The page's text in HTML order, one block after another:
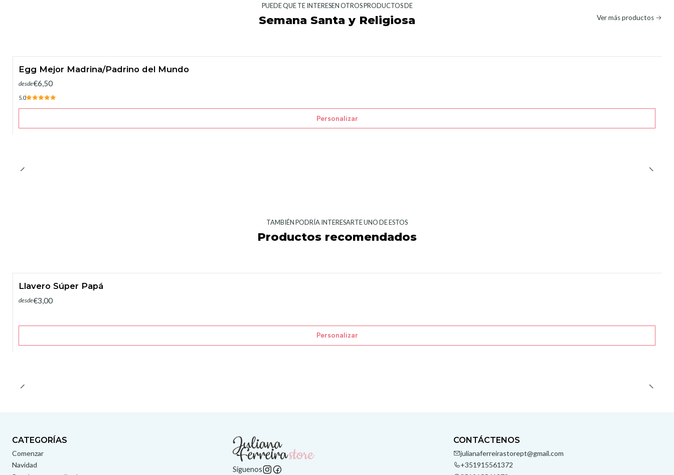
PUEDE QUE TE INTERESEN OTROS PRODUCTOS DE
Semana Santa y Religiosa Ver más productos
Egg Mejor Madrina/Padrino del Mundo
desde€6,50
5.0
Personalizar
TAMBIÉN PODRÍA INTERESARTE UNO DE ESTOS
Productos recomendados
Llavero Súper Papá
desde€3,00
Personalizar
CATEGORÍAS
Comenzar
Navidad
Síguenos
CONTÁCTENOS
julianaferreirastorept@gmail.com
+351915561372